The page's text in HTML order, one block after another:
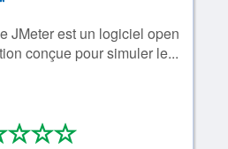
JMeter est un logiciel open
conçue pour simuler le...
****
0/4